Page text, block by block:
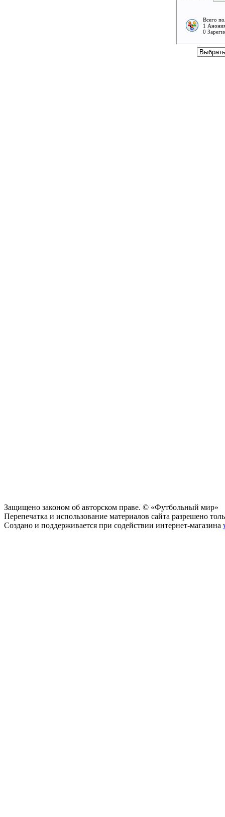
Всего
1
0
Защищено законом об авторском праве. © «Футбольный мир»
Перепечатка и использование материалов сайта разрешено
Создано и поддерживается при содействии интернет-магазина